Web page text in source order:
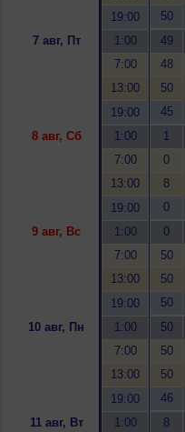
19:00
50
7 авг, Пт
1:00 49
7:00
48
13:00
50
19:00
45
8 авг, Сб
1:00 1
7:00
0
13:00
8
19:00
0
9 авг, Вс
1:00 0
7:00
50
13:00
50
19:00
50
10 авг, Пн
1:00 50
7:00
50
13:00
50
19:00
46
11 авг, Вт
1:00 8